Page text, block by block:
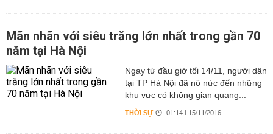
Mãn nhãn với siêu trăng lớn nhất trong gần 70
năm tại Hà Nội
Ngay từ đầu giờ tối 14/11, người dân
tại TP Hà Nội đã nô nức đến những
khu vực có không gian quang...
THỜI SỰ 01:14 | 15/11/2016